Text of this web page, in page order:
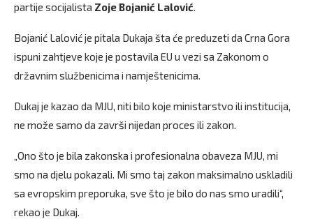
partije socijalista Zoje Bojanić Lalović.
Bojanić Lalović je pitala Dukaja šta će preduzeti da Crna Gora
ispuni zahtjeve koje je postavila EU u vezi sa Zakonom o
državnim službenicima i namještenicima.
Dukaj je kazao da MJU, niti bilo koje ministarstvo ili institucija,
ne može samo da završi nijedan proces ili zakon.
„Ono što je bila zakonska i profesionalna obaveza MJU, mi
smo na djelu pokazali. Mi smo taj zakon maksimalno uskladili
sa evropskim preporuka, sve što je bilo do nas smo uradili“,
rekao je Dukaj.